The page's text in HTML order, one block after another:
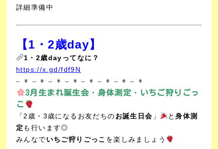
詳細準備中
【1・2歳day】
1・2歳dayってなに？
https://x.gd/fdf9N
– * – * – * – * – * – * – * – *
3月生まれ誕生会・身体測定・いちご狩りごっ
こ
「2歳・3歳になるお友だちのお誕生日会 」 と身体測
定 も行います◎
みんなでいちご狩りごっこ を楽しみましょう